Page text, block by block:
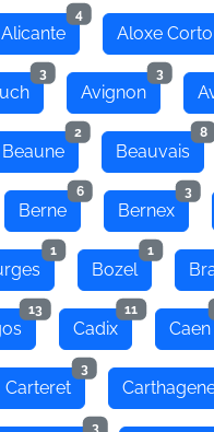
Alicante
4
Aloxe
3
Avignon
3
Beaune
2
Beauvais
8
Berne
6
Bernex
3
1
Bozel
1
13
Cadix
11
Caen
Carteret
3
3